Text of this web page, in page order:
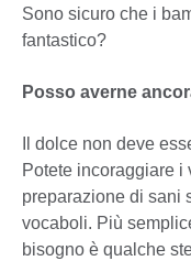
Sono sicuro che i
fantastico?
Posso averne
Il dolce non deve
Potete incoraggiare i
preparazione di sani
vocaboli. Più
bisogno è qualche